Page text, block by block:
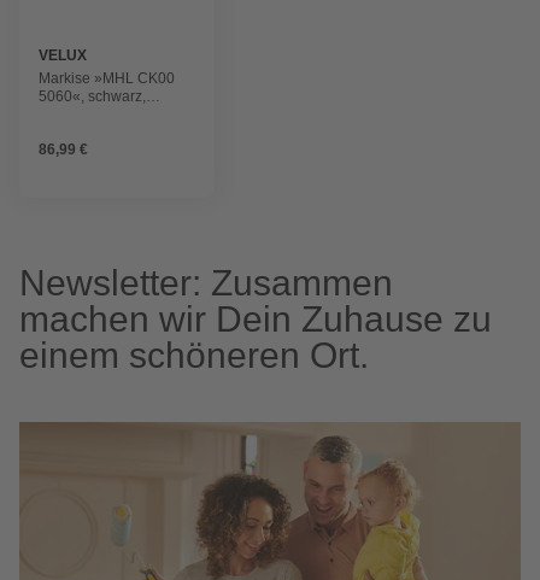
VELUX
Markise »MHL CK00
5060«, schwarz,
86,99 €
Newsletter: Zusammen
machen wir Dein Zuhause zu
einem schöneren Ort.